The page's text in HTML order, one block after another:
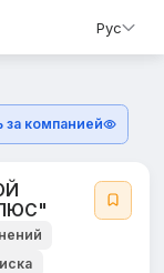
Рус
за компанией